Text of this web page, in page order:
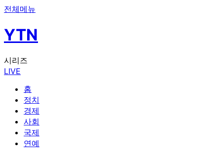
전체메뉴
YTN
시리즈
LIVE
홈
정치
경제
사회
국제
연예